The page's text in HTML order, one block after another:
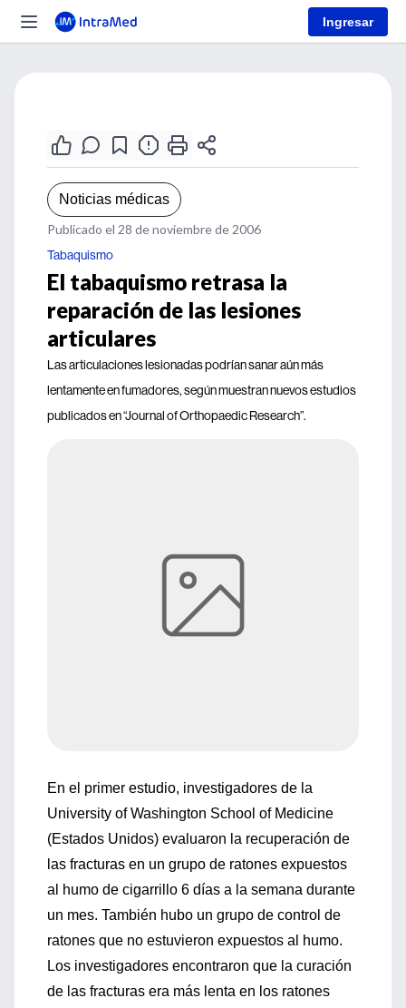
Ingresar
Noticias médicas
Publicado el 28 de noviembre de 2006
Tabaquismo
El tabaquismo retrasa la
reparación de las lesiones
articulares
Las articulaciones lesionadas podrían sanar aún más
lentamente en fumadores, según muestran nuevos estudios
publicados en “Journal of Orthopaedic Research”.
En el primer estudio, investigadores de la
University of Washington School of Medicine
(Estados Unidos) evaluaron la recuperación de
las fracturas en un grupo de ratones expuestos
al humo de cigarrillo 6 días a la semana durante
un mes. También hubo un grupo de control de
ratones que no estuvieron expuestos al humo.
Los investigadores encontraron que la curación
de las fracturas era más lenta en los ratones